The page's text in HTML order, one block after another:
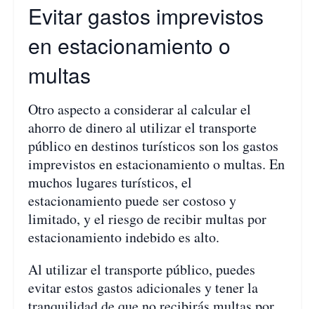
Evitar gastos imprevistos
en estacionamiento o
multas
Otro aspecto a considerar al calcular el
ahorro de dinero al utilizar el transporte
público en destinos turísticos son los gastos
imprevistos en estacionamiento o multas. En
muchos lugares turísticos, el
estacionamiento puede ser costoso y
limitado, y el riesgo de recibir multas por
estacionamiento indebido es alto.
Al utilizar el transporte público, puedes
evitar estos gastos adicionales y tener la